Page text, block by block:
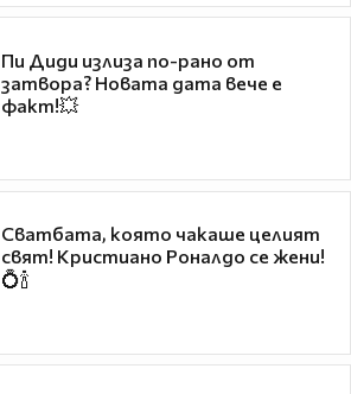
Пи Диди излиза по-рано от
затвора? Новата дата вече е
факт!💥
Сватбата, която чакаше целият
свят! Кристиано Роналдо се жени!
💍🍾